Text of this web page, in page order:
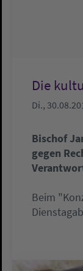
Die
Di.,
Bischof
gegen
Beim